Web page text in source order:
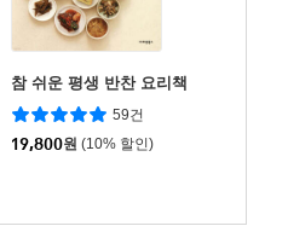
참 쉬운 평생 반찬 요리책
59건
19,800원 (10% 할인)